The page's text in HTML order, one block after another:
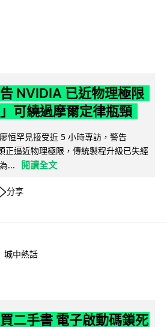
NVIDIA 已近物理極限
可繞過摩爾定律瓶頸
恒罕見接受近 5 小時專訪，警告
正逼近物理極限，傳統製程升級已失經
...
閱讀全文
分享
城中熱話
二手書 電子啟動碼鎖死